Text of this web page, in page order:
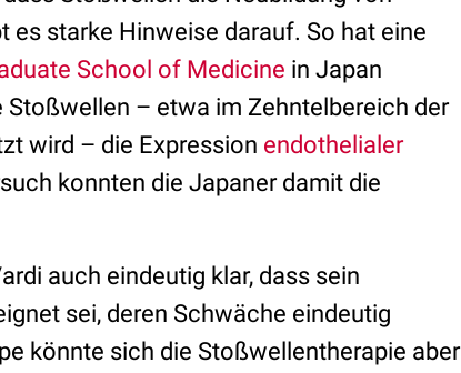
starke Hinweise darauf. So hat eine
School of Medicine in Japan
Stoßwellen – etwa im Zehntelbereich der
wird – die Expression endothelialer
konnten die Japaner damit die
auch eindeutig klar, dass sein
sei, deren Schwäche eindeutig
könnte sich die Stoßwellentherapie aber